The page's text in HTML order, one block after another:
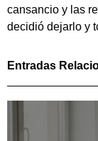
cansancio y las
decidió dejarlo y
Entradas